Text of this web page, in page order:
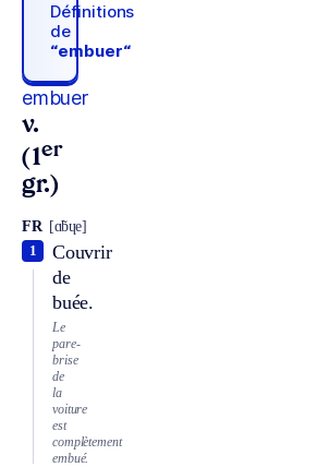
Définitions
de
“embuer“
embuer
v.
(1er
gr.)
FR [ɑ̃bɥe]
Couvrir
de
buée.
1
Le
pare-
brise
de
la
voiture
est
complètement
embué.